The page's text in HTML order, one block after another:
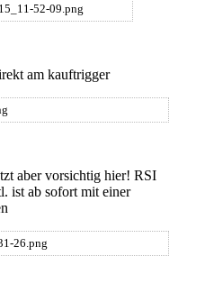
52-09.png
am kauftrigger
aber vorsichtig hier! RSI
ist ab sofort mit einer
26.png